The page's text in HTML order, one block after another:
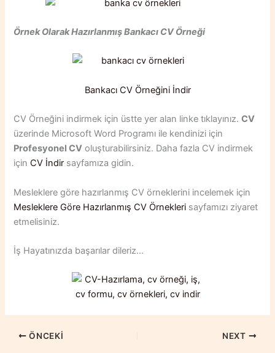
Örnek Olarak Hazırlanmış Bankacı CV Örneği
Bankacı CV Örneğini İndir
CV Örneğini indirmek için üstte yer alan linke tıklayınız.CV
üzerinde Microsoft Word Programı ile kendinizi için
Profesyonel CV oluşturabilirsiniz. Daha fazla CV indirmek
içinCV İndir sayfamıza gidin.
Mesleklere göre hazırlanmış CV örneklerini incelemek için
Mesleklere Göre Hazırlanmış CV Örnekleri sayfamızı ziyaret
etmelisiniz.
İş Hayatınızda başarılar dileriz…
ÖNCEKI NEXT